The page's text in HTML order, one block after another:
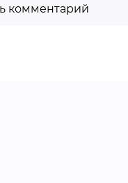
комментарий